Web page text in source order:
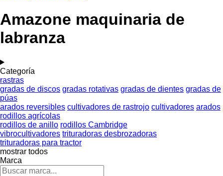
Amazone maquinaria de
labranza
Categoría
rastras
gradas de discos gradas rotativas gradas de dientes gradas de
púas
arados reversibles cultivadores de rastrojo cultivadores arados
rodillos agrícolas
rodillos de anillo rodillos Cambridge
vibrocultivadores trituradoras desbrozadoras
trituradoras para tractor
mostrar todos
Marca